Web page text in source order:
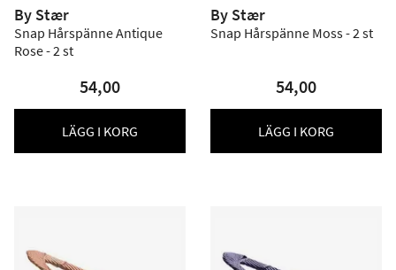
By Stær
Snap Hårspänne Antique
Rose - 2 st
54,00
LÄGG I KORG
By Stær
Snap Hårspänne Moss - 2 st
54,00
LÄGG I KORG